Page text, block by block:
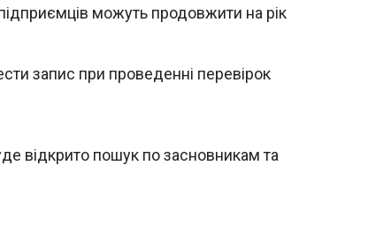
можуть продовжити на рік
запис при проведенні перевірок
відкрито пошук по засновникам та